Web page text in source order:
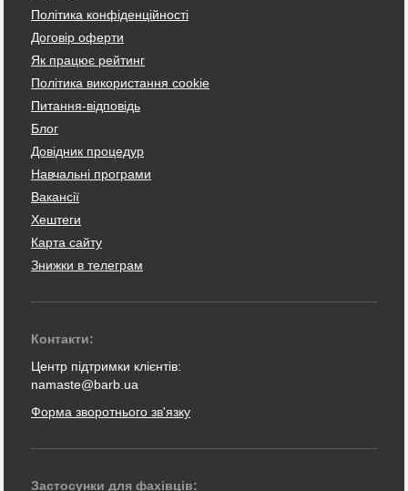
Політика конфіденційності
Договір оферти
Як працює рейтинг
Політика використання cookie
Питання-відповідь
Блог
Довідник процедур
Навчальні програми
Вакансії
Хештеги
Карта сайту
Знижки в телеграм
Контакти:
Центр підтримки клієнтів:
namaste@barb.ua
Форма зворотнього зв'язку
Застосунки для фахівців: